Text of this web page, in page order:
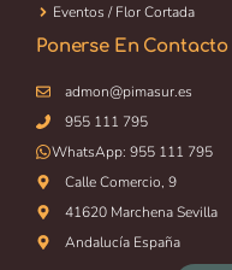
Eventos / Flor Cortada
Ponerse En Contacto
admon@pimasur.es
955 111 795
WhatsApp: 955 111 795
Calle Comercio, 9
41620 Marchena Sevilla
Andalucía España